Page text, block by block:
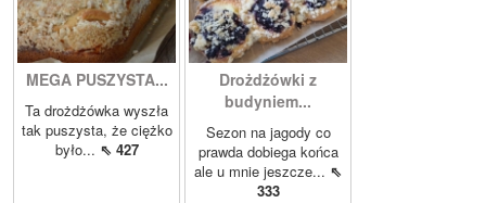
MEGA PUSZYSTA...
Ta drożdżówka wyszła
tak puszysta, że ciężko
było... ⇖ 427
Drożdżówki z
budyniem...
Sezon na jagody co
prawda dobiega końca
ale u mnie jeszcze... ⇖
333